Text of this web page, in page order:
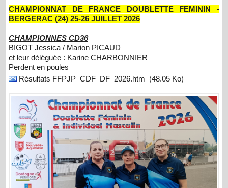
CHAMPIONNAT DE FRANCE DOUBLETTE FEMININ -
BERGERAC (24) 25-26 JUILLET 2026
CHAMPIONNES CD36
BIGOT Jessica / Marion PICAUD
et leur déléguée : Karine CHARBONNIER
Perdent en poules
Résultats FFPJP_CDF_DF_2026.htm (48.05 Ko)